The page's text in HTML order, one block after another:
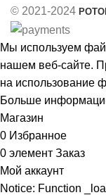
© 2021-2024
Мы используем
нашем веб-сайте.
на использование
Больше
Магазин
0 Избранное
0 элемент Заказ
Мой аккаунт
Notice: Function